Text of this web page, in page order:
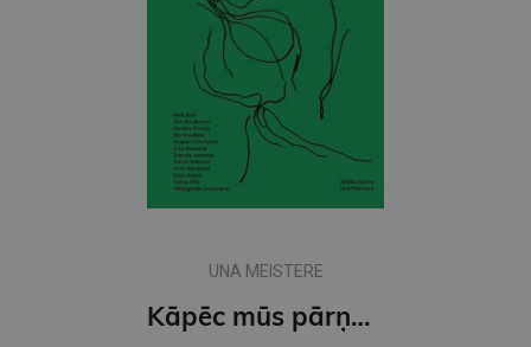
UNA MEISTERE
Kāpēc mūs pārņem riebums?